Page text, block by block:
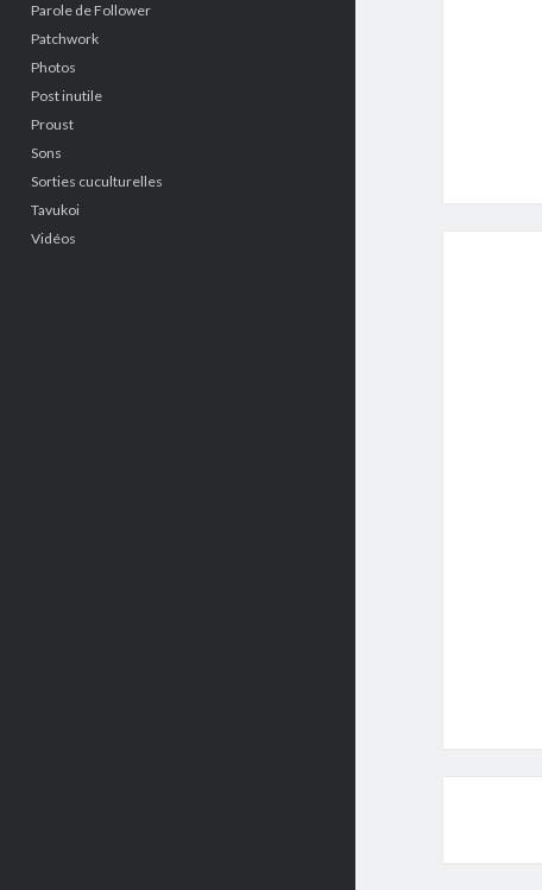
Parole de Follower
Patchwork
Photos
Post inutile
Proust
Sons
Sorties cuculturelles
Tavukoi
Vidéos